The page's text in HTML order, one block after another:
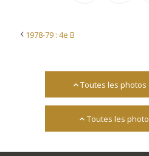
1978-79 : 4e B
Toutes les photos
Toutes les